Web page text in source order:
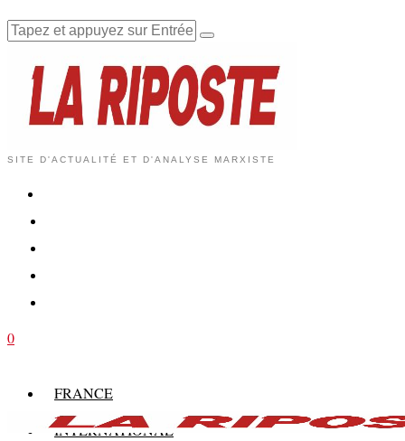
SITE D'ACTUALITÉ ET D'ANALYSE MARXISTE
0
FRANCE
INTERNATIONAL